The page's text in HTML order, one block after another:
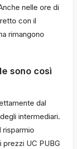
nelle ore di
con il
rimangono
sono così
dal
intermediari.
risparmio
UC PUBG